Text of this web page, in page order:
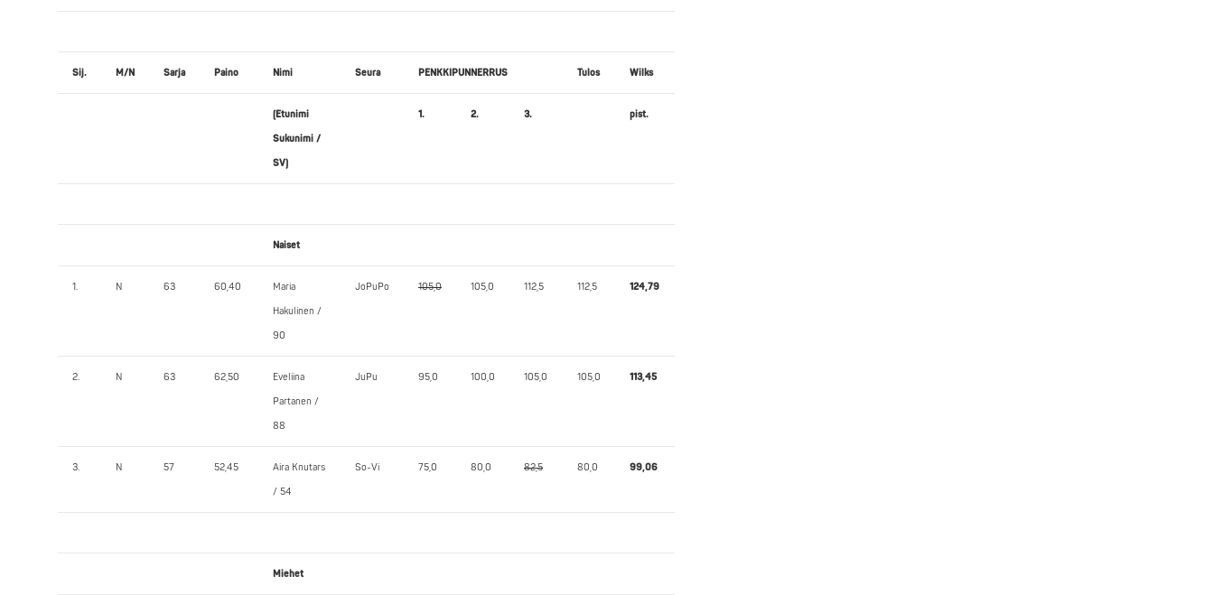
Sij. M/N Sarja Paino Nimi Seura PENKKIPUNNERRUS Tulos Wilks
(Etunimi
Sukunimi /
SV)
1. 2. 3. pist.
Naiset
1. N 63 60,40 Maria
Hakulinen /
90
JoPuPo 105,0 105,0 112,5 112,5 124,79
2. N 63 62,50 Eveliina
Partanen /
88
JuPu 95,0 100,0 105,0 105,0 113,45
3. N 57 52,45 Aira Knutars
/ 54
So-Vi 75,0 80,0 82,5 80,0 99,06
Miehet